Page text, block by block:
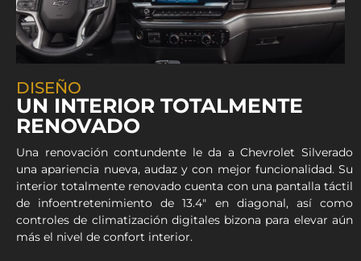
DISEÑO
UN INTERIOR TOTALMENTE
RENOVADO
Una renovación contundente le da a Chevrolet Silverado
una apariencia nueva, audaz y con mejor funcionalidad. Su
interior totalmente renovado cuenta con una pantalla táctil
de infoentretenimiento de 13.4″ en diagonal, así como
controles de climatización digitales bizona para elevar aún
más el nivel de confort interior.